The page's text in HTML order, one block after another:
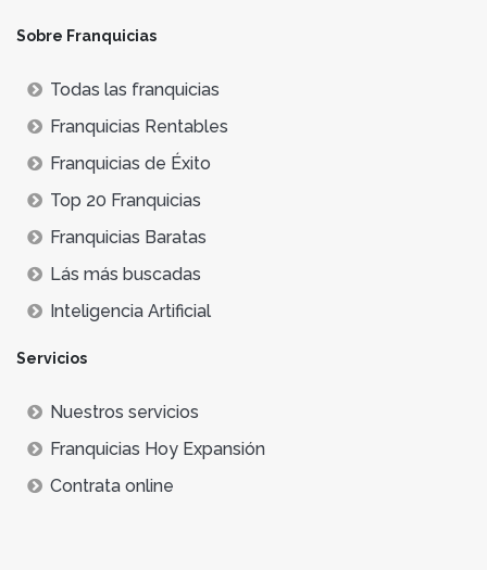
Sobre Franquicias
Todas las franquicias
Franquicias Rentables
Franquicias de Éxito
Top 20 Franquicias
Franquicias Baratas
Lás más buscadas
Inteligencia Artificial
Servicios
Nuestros servicios
Franquicias Hoy Expansión
Contrata online